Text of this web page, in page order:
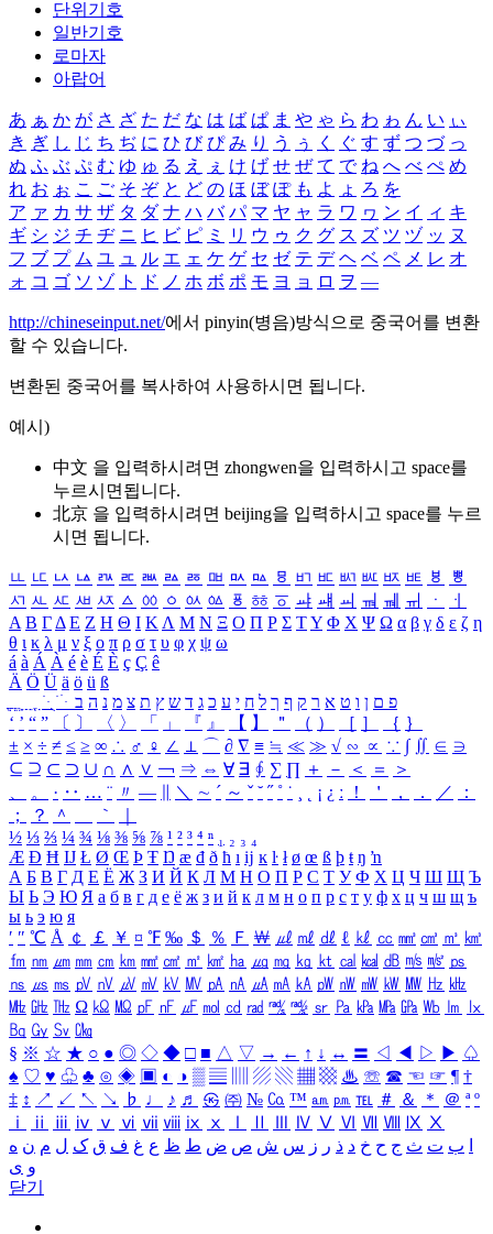
단위기호
일반기호
로마자
아랍어
あ ぁ か が さ ざ た だ な は ば ぱ ま や ゃ ら わ ゎ ん い ぃ
き ぎ し じ ち ぢ に ひ び ぴ み り う ぅ く ぐ す ず つ づ っ
ぬ ふ ぶ ぷ む ゆ ゅ る え ぇ け げ せ ぜ て で ね へ べ ぺ め
れ お ぉ こ ご そ ぞ と ど の ほ ぼ ぽ も よ ょ ろ を
ア ァ カ サ ザ タ ダ ナ ハ バ パ マ ヤ ャ ラ ワ ヮ ン イ ィ キ
ギ シ ジ チ ヂ ニ ヒ ビ ピ ミ リ ウ ゥ ク グ ス ズ ツ ヅ ッ ヌ
フ ブ プ ム ユ ュ ル エ ェ ケ ゲ セ ゼ テ デ ヘ ベ ペ メ レ オ
ォ コ ゴ ソ ゾ ト ド ノ ホ ボ ポ モ ヨ ョ ロ ヲ ―
http://chineseinput.net/에서 pinyin(병음)방식으로 중국어를 변환
할 수 있습니다.
변환된 중국어를 복사하여 사용하시면 됩니다.
예시)
中文 을 입력하시려면 zhongwen을 입력하시고 space를
누르시면됩니다.
北京 을 입력하시려면 beijing을 입력하시고 space를 누르
시면 됩니다.
ㅥ ㅦ ㅧ ㅨ ㅩ ㅪ ㅫ ㅬ ㅭ ㅮ ㅯ ㅰ ㅱ ㅲ ㅳ ㅴ ㅵ ㅶ ㅷ ㅸ
ㅹ
ㅺ ㅻ ㅼ ㅽ ㅾ ㅿ ㆀ ㆁ ㆂ ㆃ ㆄ ㆅ ㆆ ㆇ ㆈ ㆉ ㆊ ㆋ ㆌ ㆍ
ㆎ
Α Β ΓΔ Ε Ζ Η Θ Ι ΚΛ Μ Ν Ξ Ο Π Ρ Σ ΤΥ Φ Χ Ψ Ω α β γ δ ε ζ η
θ ι κ λ μ ν ξ ο π ρ σ τ υ φ χ ψ ω
á à Á À é è É È ç Ç ê
Ä Ö Ü ä ö ü ß
ִֶֹ ֻּ ׁׂ פ ם ן ו ט א ר ק ף ך ל ח י ע כ ג ד ש ץ ת צ מ נ ה ב
‘ ’ “ ” 〔 〕 〈 〉 「 」 『 』 【 】 ＂ （ ） ［ ］ ｛ ｝
± × ÷ ≠ ≤ ≥ ∞ ∴ ♂ ♀ ∠ ⊥ ⌒ ∂ ∇ ≡ ≒ ≪ ≫ √ ∽ ∝ ∵ ∫ ∬ ∈ ∋
⊆ ⊇ ⊂ ⊃ ∪ ∩ ∧ ∨ ￢ ⇒ ⇔ ∀ ∃ ∮ ∑ ∏ ＋ － ＜ ＝
＞
、
。 · ‥ … ¨ 〃 ― ＼ ∼ ´ ～ ˇ ˘ ˝ ˚ ˙ ¸ ¡ ¿ ː ！ ＇ ， ． ／
：
；
？ ＾ ｀
½ ⅓ ⅔ ¼ ¾ ⅛ ⅜ ⅝ ⅞ ¹ ² ³ ⁴ ⁿ ₁ ₂ ₃ ₄
Æ Ð Ħ Ĳ Ł Ø Œ Þ Ŧ Ŋ æ đ ð ħ ı ĳ ĸ ŀ ł ø œ ß þ ŧ ŋ ŉ
А Б В Г Д Е Ё Ж З И Й К Л М Н О П Р С Т У Ф Х Ц Ч Ш Щ Ъ
Ы Ь Э Ю Я а б в г д е ё ж з и й к л м н о п р с т у ф х ц ч ш щ ъ
ы ь э ю я
′ ″ ℃ Å ￠ ￡ ￥ ¤ ℉ ‰ ＄ ％ Ｆ ￦ ㎕ ㎖ ㎗ ℓ ㎘ ㏄ ㎣ ㎤ ㎥ ㎦
㎙ ㎚ ㎛ ㎜ ㎝ ㎞ ㎟ ㎠ ㎡ ㎢ ㏊ ㎍ ㎎ ㎏ ㏏ ㎈ ㎉ ㏈ ㎧ ㎨ ㎰
㎱ ㎲ ㎳ ㎴ ㎵ ㎶ ㎷ ㎸ ㎹ ㎀ ㎁ ㎂ ㎃ ㎄ ㎺ ㎻ ㎽ ㎾ ㎿ ㎐ ㎑
㎒ ㎓ ㎔ Ω ㏀ ㏁ ㎊ ㎋ ㎌ ㏖ ㏅ ㎭ ㎮ ㎯ ㏛ ㎩ ㎪ ㎫ ㎬ ㏝ ㏐
㏓
㏃ ㏉ ㏜ ㏆
§ ※ ☆ ★ ○ ● ◎ ◇ ◆ □ ■ △ ▽ → ← ↑ ↓ ↔ 〓 ◁ ◀ ▷ ▶ ♤
♠ ♡ ♥ ♧ ♣ ⊙ ◈ ▣ ◐ ◑ ▒ ▤ ▨ ▧ ▦ ▩ ♨ ☏ ☎ ☜ ☞ ¶ †
‡ ↕ ↗ ↙ ↖ ↘ ♭ ♩ ♪ ♬ ㉿ ㈜ № ㏇ ™ ㏂ ㏘ ℡ ＃ ＆ ＊ ＠ ª º
ⅰ
ⅱ ⅲ ⅳ ⅴ ⅵ ⅶ ⅷ ⅸ ⅹ Ⅳ Ⅴ Ⅵ Ⅶ Ⅷ Ⅸ Ⅹ
ب ت ث ج ح خ د ذ ر ز س ش ص ض ط ظ ع غ ف ق ک ل م ن ه
و ی
닫기